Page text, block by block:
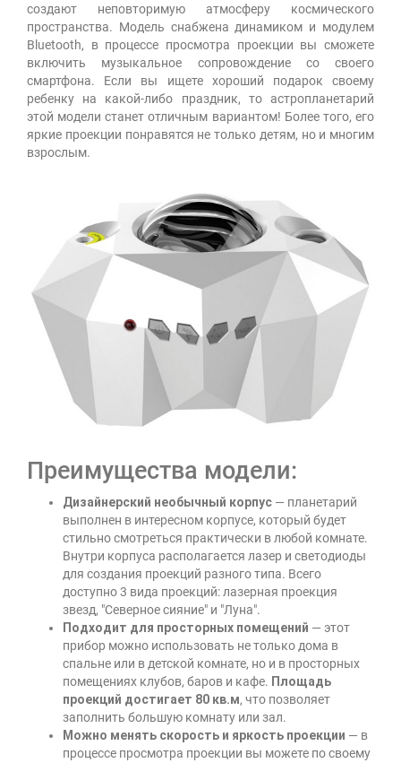
создают неповторимую атмосферу космического
пространства. Модель снабжена динамиком и модулем
Bluetooth, в процессе просмотра проекции вы сможете
включить музыкальное сопровождение со своего
смартфона. Если вы ищете хороший подарок своему
ребенку на какой-либо праздник, то астропланетарий
этой модели станет отличным вариантом! Более того, его
яркие проекции понравятся не только детям, но и многим
взрослым.
Преимущества модели:
Дизайнерский необычный корпус — планетарий
выполнен в интересном корпусе, который будет
стильно смотреться практически в любой комнате.
Внутри корпуса располагается лазер и светодиоды
для создания проекций разного типа. Всего
доступно 3 вида проекций: лазерная проекция
звезд, "Северное сияние" и "Луна".
Подходит для просторных помещений — этот
прибор можно использовать не только дома в
спальне или в детской комнате, но и в просторных
помещениях клубов, баров и кафе. Площадь
проекций достигает 80 кв.м, что позволяет
заполнить большую комнату или зал.
Можно менять скорость и яркость проекции — в
процессе просмотра проекции вы можете по своему